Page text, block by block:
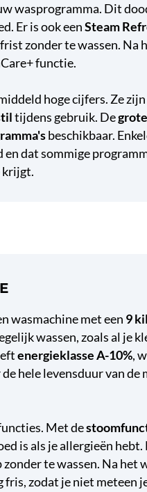
wasprogramma. Dit
Er is ook eenSteam
zonder te wassen. Na
functie.
hoge cijfers. Ze
tijdens gebruik. De
beschikbaar.
dat sommige
krijgt.
wasmachine met een 9
wassen, zoals al je
energieklasse A-10%,
hele levensduur van de
Met de
is als je allergieën hebt.
te wassen. Na het
fris, zodat je niet meteen